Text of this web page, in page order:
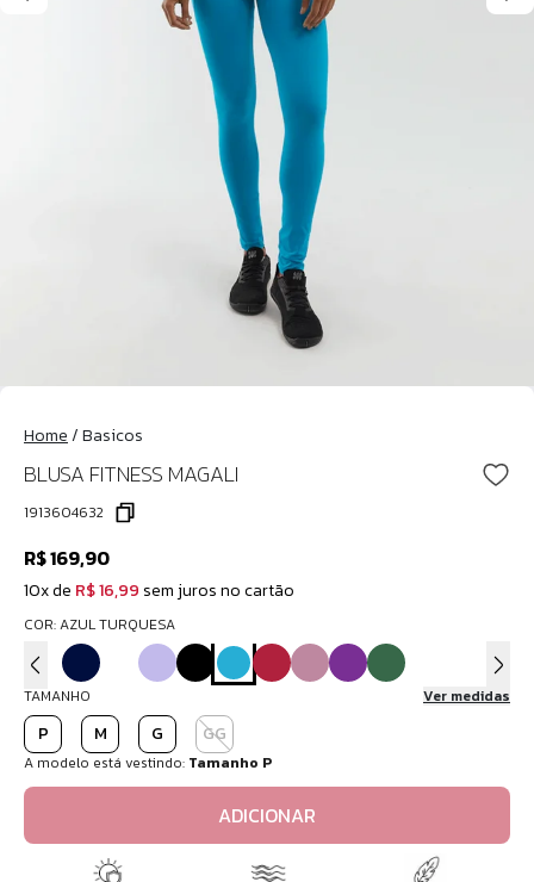
Home/Basicos
BLUSA FITNESS MAGALI
1913604632
R$ 169,90
10x de R$ 16,99 sem juros no cartão
COR: AZUL TURQUESA
TAMANHO Ver medidas
P M G GG
A modelo está vestindo: Tamanho P
ADICIONAR